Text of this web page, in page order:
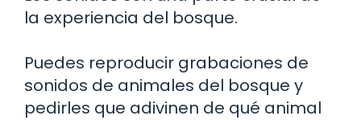
la experiencia del bosque.
Puedes reproducir grabaciones de
sonidos de animales del bosque y
pedirles que adivinen de qué animal